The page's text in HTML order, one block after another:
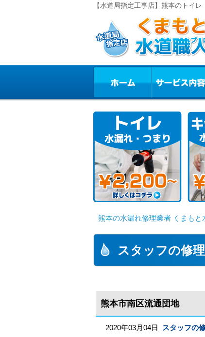
【水道局指定工事店】熊本のトイ
熊本の水漏れ修理業者 くまもと
スタッフの修
熊本市南区流通団地
2020年03月04日 スタッフの